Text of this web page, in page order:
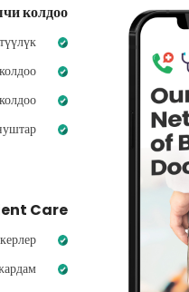
колдоо
Care